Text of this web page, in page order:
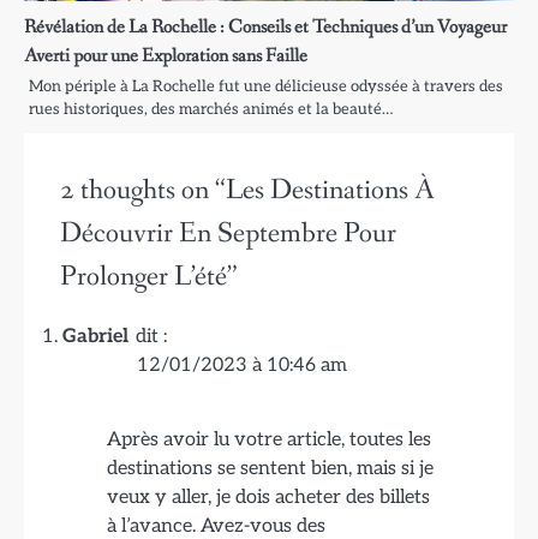
Révélation de La Rochelle : Conseils et Techniques d’un Voyageur
Averti pour une Exploration sans Faille
Mon périple à La Rochelle fut une délicieuse odyssée à travers des
rues historiques, des marchés animés et la beauté…
2 thoughts on “Les Destinations À
Découvrir En Septembre Pour
Prolonger L’été”
Gabriel dit :
12/01/2023 à 10:46 am
Après avoir lu votre article, toutes les
destinations se sentent bien, mais si je
veux y aller, je dois acheter des billets
à l’avance. Avez-vous des